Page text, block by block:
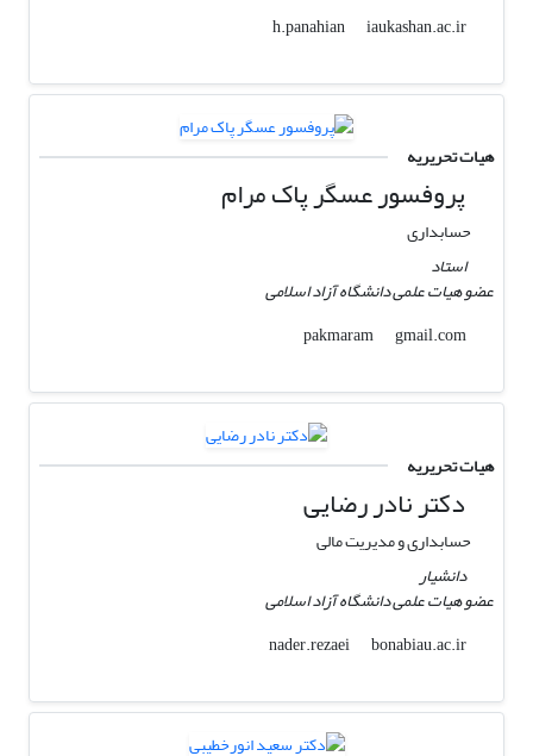
h.panahian
iaukashan.ac.ir
هیات تحریریه
پروفسور عسگر پاک مرام
حسابداری
استاد
عضو هیات علمی دانشگاه آزاد اسلامی
pakmaram
gmail.com
هیات تحریریه
دکتر نادر رضایی
حسابداری و مدیریت مالی
دانشیار
عضو هیات علمی دانشگاه آزاد اسلامی
nader.rezaei
bonabiau.ac.ir